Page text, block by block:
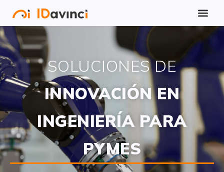
SOLUCIONES DE
INNOVACIÓN EN
INGENIERÍA PARA
PYMES